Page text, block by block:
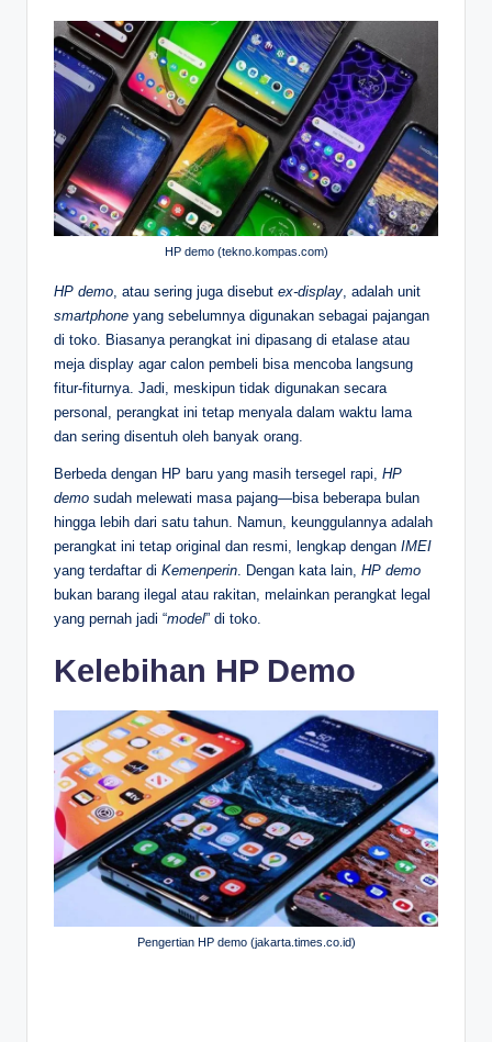
HP demo (tekno.kompas.com)
HP demo, atau sering juga disebut ex-display, adalah unit
smartphone yang sebelumnya digunakan sebagai pajangan
di toko. Biasanya perangkat ini dipasang di etalase atau
meja display agar calon pembeli bisa mencoba langsung
fitur-fiturnya. Jadi, meskipun tidak digunakan secara
personal, perangkat ini tetap menyala dalam waktu lama
dan sering disentuh oleh banyak orang.
Berbeda dengan HP baru yang masih tersegel rapi, HP
demo sudah melewati masa pajang—bisa beberapa bulan
hingga lebih dari satu tahun. Namun, keunggulannya adalah
perangkat ini tetap original dan resmi, lengkap dengan IMEI
yang terdaftar di Kemenperin. Dengan kata lain, HP demo
bukan barang ilegal atau rakitan, melainkan perangkat legal
yang pernah jadi “model” di toko.
Kelebihan HP Demo
Pengertian HP demo (jakarta.times.co.id)